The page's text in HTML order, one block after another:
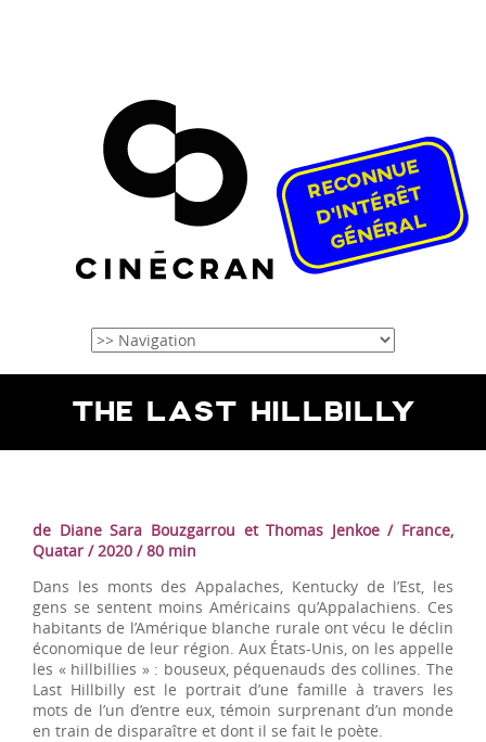
THE LAST HILLBILLY
de Diane Sara Bouzgarrou et Thomas Jenkoe / France,
Quatar / 2020 / 80 min
Dans les monts des Appalaches, Kentucky de l’Est, les
gens se sentent moins Américains qu’Appalachiens. Ces
habitants de l’Amérique blanche rurale ont vécu le déclin
économique de leur région. Aux États-Unis, on les appelle
les « hillbillies » : bouseux, péquenauds des collines. The
Last Hillbilly est le portrait d’une famille à travers les
mots de l’un d’entre eux, témoin surprenant d’un monde
en train de disparaître et dont il se fait le poète.